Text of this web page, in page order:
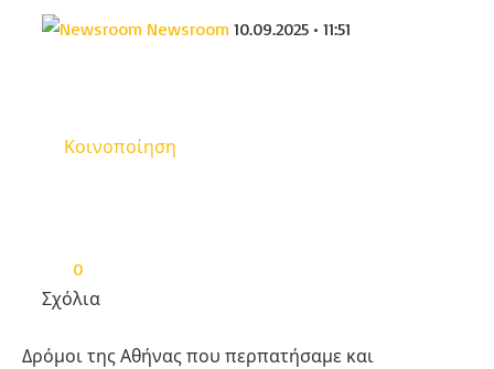
Newsroom 10.09.2025 • 11:51
Κοινοποίηση
0
Σχόλια
Δρόμοι της Αθήνας που περπατήσαμε και